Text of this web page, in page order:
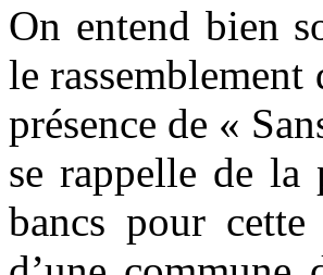
On entend bien
le rassemblement
présence de «
se rappelle de la
bancs pour